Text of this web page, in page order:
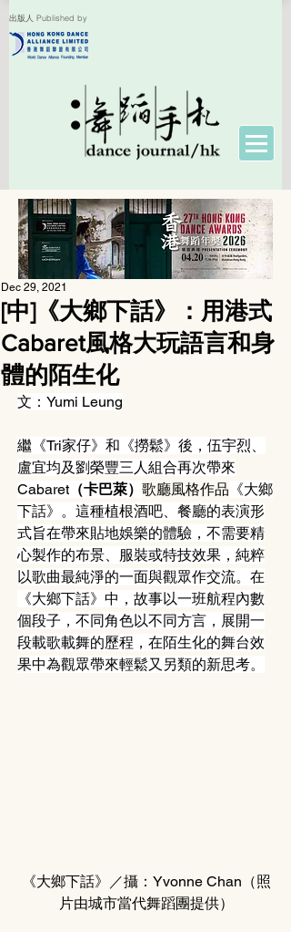
出版人 Published by
[中]《大鄉下話》：用港式
Cabaret風格大玩語言和身
體的陌生化
Dec 29, 2021
文：Yumi Leung
繼《Tri家仔》和《撈鬆》後，伍宇烈、
盧宜均及劉榮豐三人組合再次帶來
Cabaret （卡巴萊） 歌廳風格作品 《大鄉
下話》。這種植根酒吧、餐廳的表演形
式旨在帶來貼地娛樂的體驗，不需要精
心製作的布景、服裝或特技效果，純粹
以歌曲最純淨的一面與觀眾作交流。在
《大鄉下話》中，故事以一班航程內數
個段子，不同角色以不同方言，展開一
段載歌載舞的歷程，在陌生化的舞台效
果中為觀眾帶來輕鬆又另類的新思考。
《大鄉下話》／攝：Yvonne Chan（照
片由城市當代舞蹈團提供）